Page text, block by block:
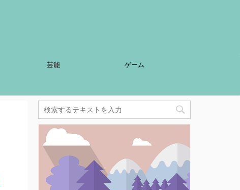
芸能 ゲーム